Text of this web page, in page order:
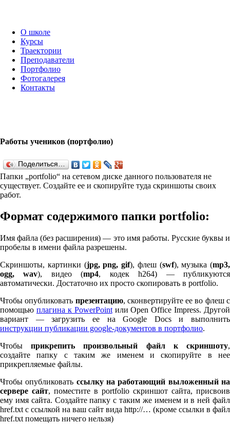
О школе
Курсы
Траектории
Преподаватели
Портфолио
Фотогалерея
Контакты
Работы учеников (портфолио)
Поделиться…
Папки „port­fo­lio“ на сетевом диске данного пользователя не
существует. Создайте ее и скопируйте туда скриншоты своих
работ.
Формат содержимого папки port­fo­lio:
Имя файла (без расширения) — это имя работы. Русские буквы и
пробелы в имени файла разрешены.
Скриншоты, картинки (jpg, png, gif), флеш (swf), музыка (mp3,
ogg, wav), видео (mp4, кодек h264) — публикуются
автоматически. Достаточно их просто скопировать в port­fo­lio.
Чтобы опубликовать презентацию, сконвертируйте ее во флеш с
помощью плагина к Pow­er­Pointили Open Office Impress. Другой
вариант — загрузить ее на Google Docs и выполнить
инструкции публикации google-документов в портфолио.
Чтобыприкрепить произвольный файл к скриншоту,
создайте папку с таким же именем и скопируйте в нее
прикрепляемые файлы.
Чтобы опубликовать ссылку на работающий выложенный на
сервере сайт, поместите в port­fo­lio скриншот сайта, присвоив
ему имя сайта. Создайте папку с таким же именем и в ней файл
href.txt с ссылкой на ваш сайт вида http://… (кроме ссылки в файл
href.txt помещать ничего нельзя)